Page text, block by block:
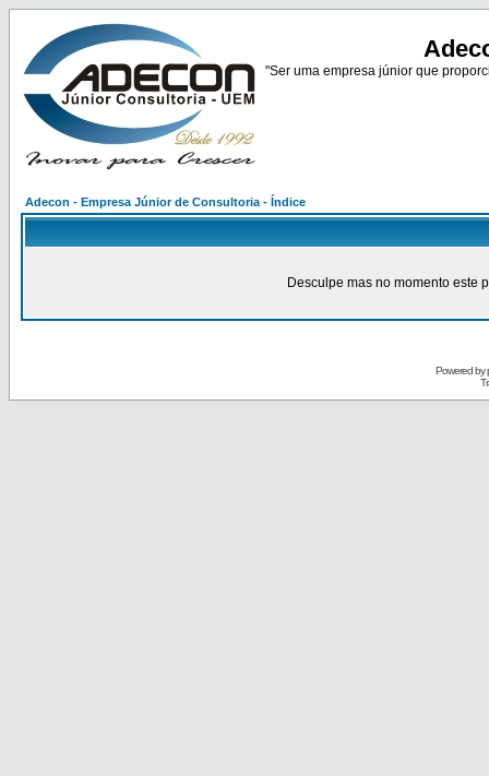
"Ser uma empresa júnior que
Adecon - Empresa Júnior de Consultoria - Índice
Desculpe mas no momento este
Powered by